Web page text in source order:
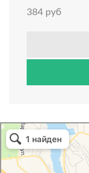
384 руб
Атриум-Крым
Системы
Снабжение